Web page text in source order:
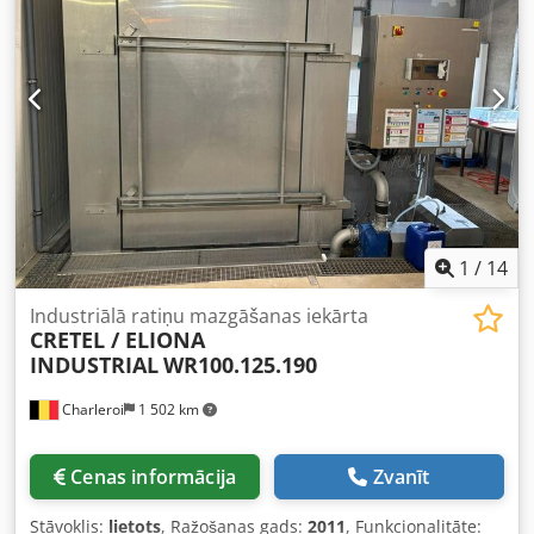
1 / 14
Charleroi 1 502 km
Industriālā ratiņu mazgāšanas iekārta
CRETEL / ELIONA
INDUSTRIALWR100.125.190
Cenas informācija Zvanīt
Stāvoklis: lietots, Ražošanas gads: 2011, Funkcionalitāte: